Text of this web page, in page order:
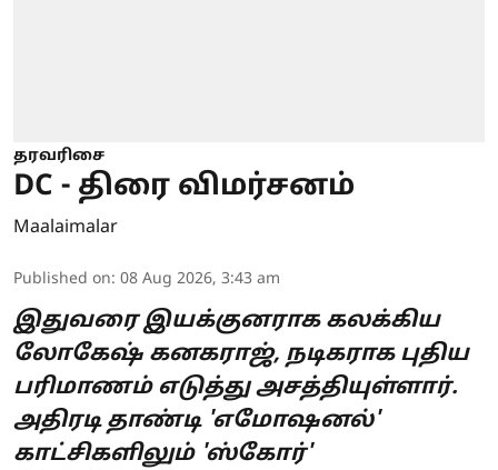
தரவரிசை
DC - திரை விமர்சனம்
Maalaimalar
Published on: 08 Aug 2026, 3:43 am
இதுவரை இயக்குனராக கலக்கிய
லோகேஷ் கனகராஜ், நடிகராக புதிய
பரிமாணம் எடுத்து அசத்தியுள்ளார்.
அதிரடி தாண்டி 'எமோஷனல்'
காட்சிகளிலும் 'ஸ்கோர்'